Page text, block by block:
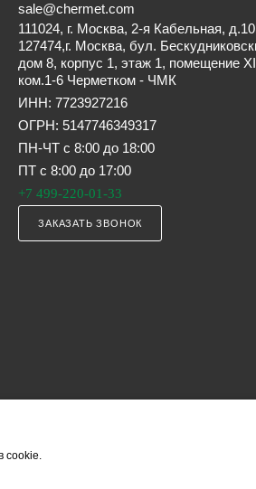
sale@chermet.com
111024, г. Москва, 2-я Кабельная, д.10
127474,г. Москва, бул.
дом 8, корпус 1, этаж 1, помещение
ком.1-6 Черметком - ЧМК
ИНН: 7723927216
ОГРН: 5147746349317
ПН-ЧТ с 8:00 до 18:00
ПТ с 8:00 до 17:00
+7 499-220-01-33
ЗАКАЗАТЬ ЗВОНОК
ст. 435 ГК РФ). Они могут изменяться в
и уточняется вместе со сроками
cookie.